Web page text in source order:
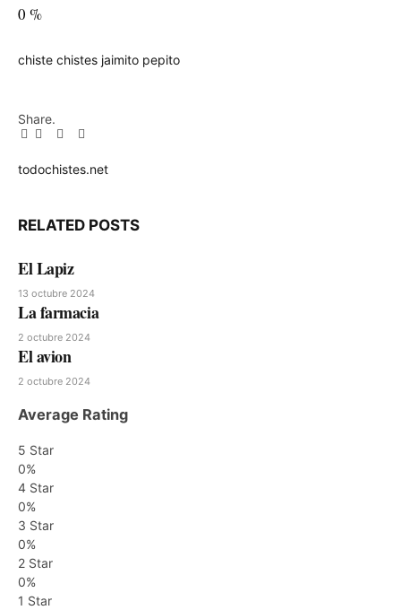
0 %
chiste chistes jaimito pepito
Share.
Facebook
TwitterPinterest
LinkedIn
Tumblr
Email
todochistes.net
RELATED POSTS
El Lapiz
13 octubre 2024
La farmacia
2 octubre 2024
El avion
2 octubre 2024
Average Rating
5 Star
0%
4 Star
0%
3 Star
0%
2 Star
0%
1 Star